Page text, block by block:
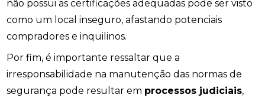
não possui as certificações adequadas pode ser visto
como um local inseguro, afastando potenciais
compradores e inquilinos.
Por fim, é importante ressaltar que a
irresponsabilidade na manutenção das normas de
segurança pode resultar em processos judiciais,